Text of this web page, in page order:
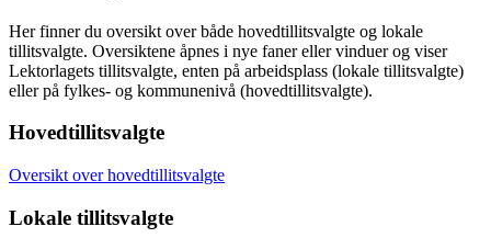
Her finner du oversikt over både hovedtillitsvalgte og lokale
tillitsvalgte. Oversiktene åpnes i nye faner eller vinduer og viser
Lektorlagets tillitsvalgte, enten på arbeidsplass (lokale tillitsvalgte)
eller på fylkes- og kommunenivå (hovedtillitsvalgte).
Hovedtillitsvalgte
Oversikt over hovedtillitsvalgte
Lokale tillitsvalgte